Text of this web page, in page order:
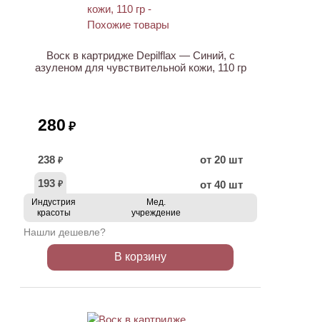
Воск в картридже Depilflax — Синий, с
азуленом для чувствительной кожи, 110 гр
280 ₽
238 ₽
от 20 шт
193 ₽ от 40 шт
Индустрия
красоты
Мед.
учреждение
Нашли дешевле?
В корзину